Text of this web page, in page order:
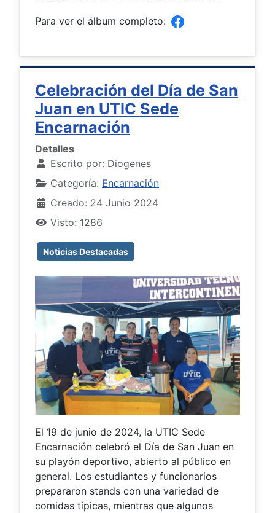
Para ver el álbum completo:
Celebración del Día de San
Juan en UTIC Sede
Encarnación
Detalles
Escrito por: Diogenes
Categoría: Encarnación
Creado: 24 Junio 2024
Visto: 1286
Noticias Destacadas
El 19 de junio de 2024, la UTIC Sede
Encarnación celebró el Día de San Juan en
su playón deportivo, abierto al público en
general. Los estudiantes y funcionarios
prepararon stands con una variedad de
comidas típicas, mientras que algunos